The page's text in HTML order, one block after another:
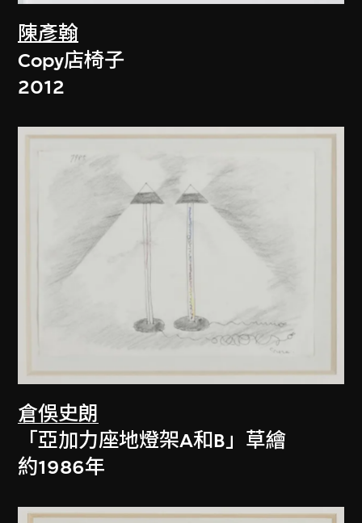
陳彥翰
Copy店椅子
2012
倉俁史朗
「亞加力座地燈架A和B」草繪
約1986年